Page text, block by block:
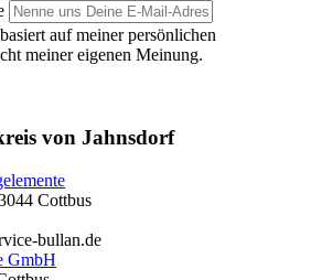
auf meiner persönlichen
meiner eigenen Meinung.
von Jahnsdorf
Cottbus
bullan.de
GmbH